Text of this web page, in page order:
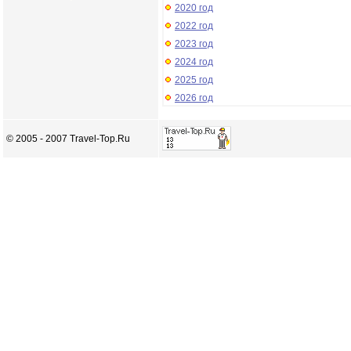
2020 год
2022 год
2023 год
2024 год
2025 год
2026 год
© 2005 - 2007 Travel-Top.Ru